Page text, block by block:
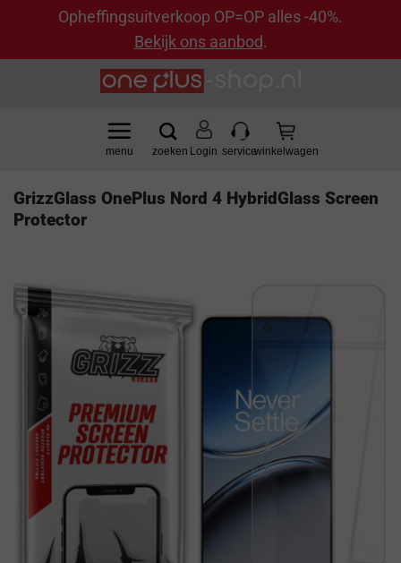
Opheffingsuitverkoop OP=OP alles -40%.
Bekijk ons aanbod.
Login
GrizzGlass OnePlus Nord 4 HybridGlass Screen
Protector